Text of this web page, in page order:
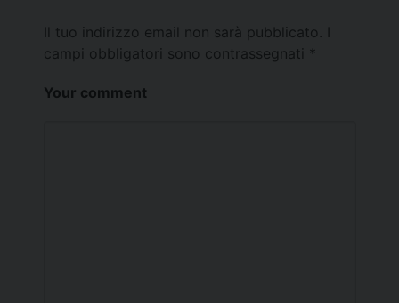
Il tuo indirizzo email non sarà pubblicato.
campi obbligatori sono contrassegnati *
Your comment